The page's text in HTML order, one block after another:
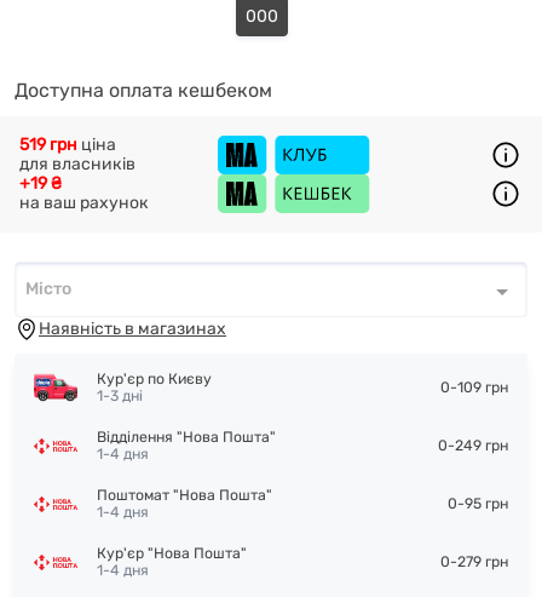
000
Доступна оплата кешбеком
+19 ₴
на ваш рахунок
519 грн ціна
для власників
Місто*
Місто
Наявність в магазинах
Кур'єр по Києву
1-3 дні
0-109 грн
Відділення "Нова Пошта"
1-4 дня
0-249 грн
Поштомат "Нова Пошта"
1-4 дня
0-95 грн
Кур'єр "Нова Пошта"
1-4 дня
0-279 грн